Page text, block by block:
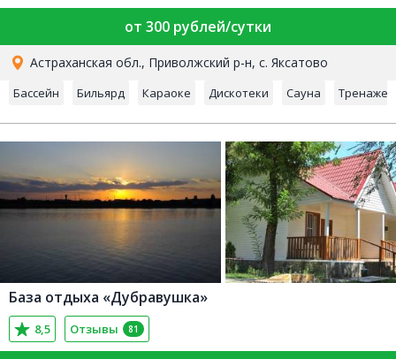
от 300 рублей/сутки
Астраханская обл., Приволжский р-н, с. Яксатово
Бассейн Бильярд Караоке Дискотеки Сауна
База отдыха «Дубравушка»
8,5 Отзывы 81